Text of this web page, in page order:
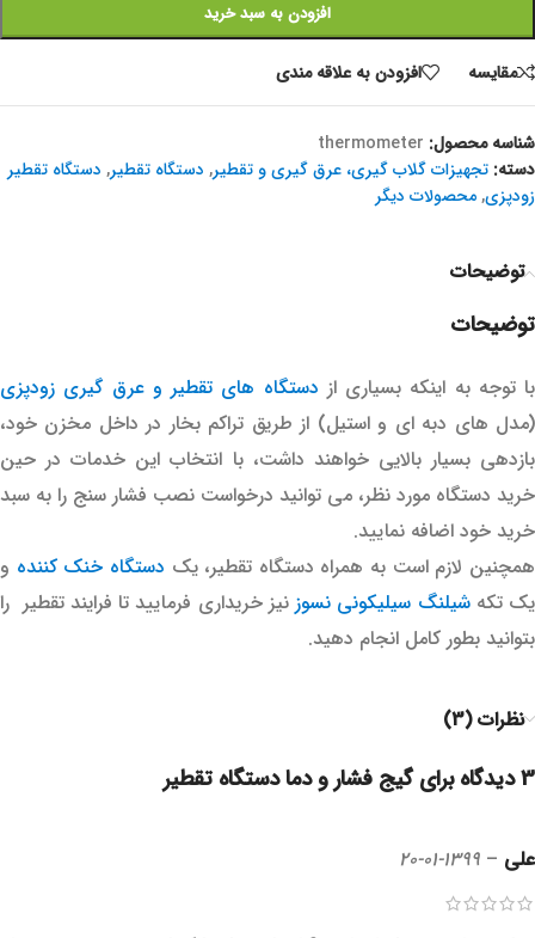
افزودن به سبد خرید
مقايسه افزودن به علاقه مندی
شناسه محصول: thermometer
دسته: تجهیزات گلاب گیری، عرق گیری و تقطیر, دستگاه تقطیر, دستگاه تقطیر
زودپزی,محصولات دیگر
توضیحات
توضیحات
با توجه به اینکه بسیاری از دستگاه های تقطیر و عرق گیری زودپزی
(مدل های دبه ای و استیل) از طریق تراکم بخار در داخل مخزن خود،
بازدهی بسیار بالایی خواهند داشت، با انتخاب این خدمات در حین
خرید دستگاه مورد نظر، می توانید درخواست نصب فشار سنج را به سبد
خرید خود اضافه نمایید.
همچنین لازم است به همراه دستگاه تقطیر، یک دستگاه خنک کننده و
یک تکهشیلنگ سیلیکونی نسوز نیز خریداری فرمایید تا فرایند تقطیر را
بتوانید بطور کامل انجام دهید.
نظرات (3)
3 دیدگاه برای گیج فشار و دما دستگاه تقطیر
علی –
1399-01-20